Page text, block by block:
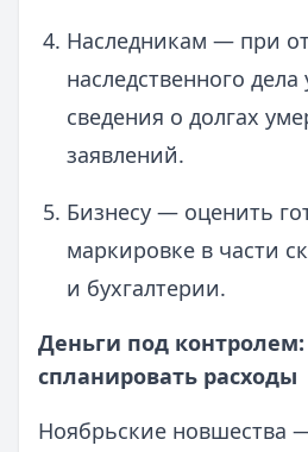
Наследникам — при
наследственного дела
сведения о долгах
заявлений.
Бизнесу — оценить
маркировке в части
и бухгалтерии.
Деньги под контролем:
спланировать расходы
Ноябрьские новшества